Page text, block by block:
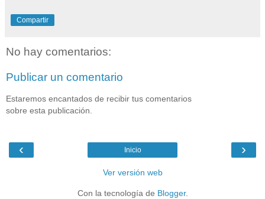
Compartir
No hay comentarios:
Publicar un comentario
Estaremos encantados de recibir tus comentarios
sobre esta publicación.
‹ ›
Inicio
Ver versión web
Con la tecnología de Blogger.